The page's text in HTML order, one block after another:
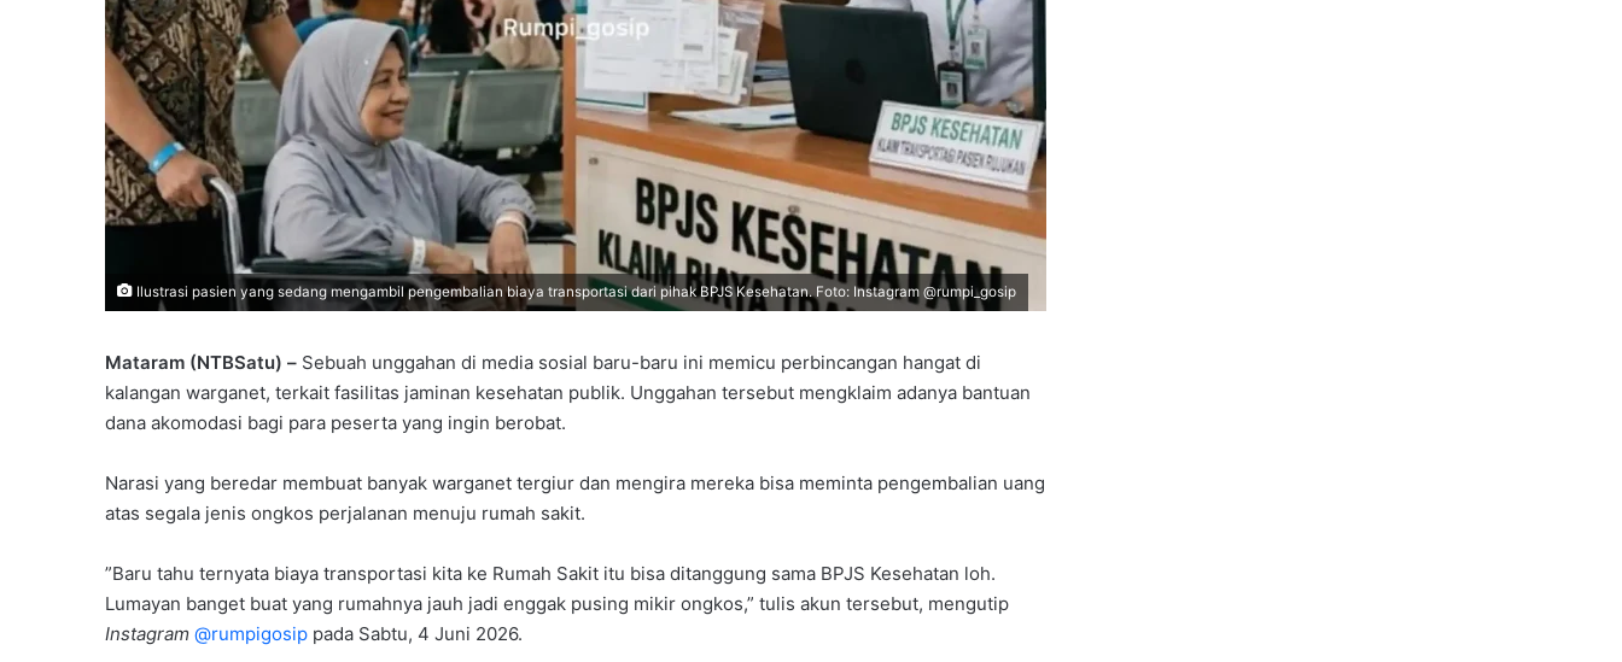
Ilustrasi pasien yang sedang mengambil pengembalian biaya transportasi dari pihak BPJS Kesehatan. Foto: Instagram @rumpi_gosip
Mataram (NTBSatu) – Sebuah unggahan di media sosial baru-baru ini memicu perbincangan hangat di
kalangan warganet, terkait fasilitas jaminan kesehatan publik. Unggahan tersebut mengklaim adanya bantuan
dana akomodasi bagi para peserta yang ingin berobat.
Narasi yang beredar membuat banyak warganet tergiur dan mengira mereka bisa meminta pengembalian uang
atas segala jenis ongkos perjalanan menuju rumah sakit.
​”Baru tahu ternyata biaya transportasi kita ke Rumah Sakit itu bisa ditanggung sama BPJS Kesehatan loh.
Lumayan banget buat yang rumahnya jauh jadi enggak pusing mikir ongkos,” tulis akun tersebut, mengutip
Instagram @rumpigosip pada Sabtu, 4 Juni 2026.